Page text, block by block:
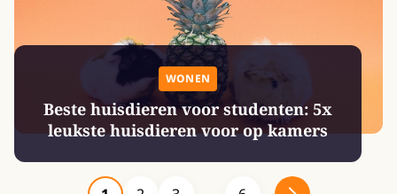
WONEN
Beste huisdieren voor studenten: 5x
leukste huisdieren voor op kamers